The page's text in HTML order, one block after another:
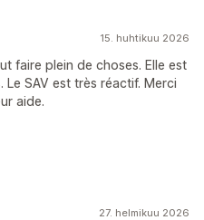
15. huhtikuu 2026
faire plein de choses. Elle est
SAV est très réactif. Merci
aide.
27. helmikuu 2026